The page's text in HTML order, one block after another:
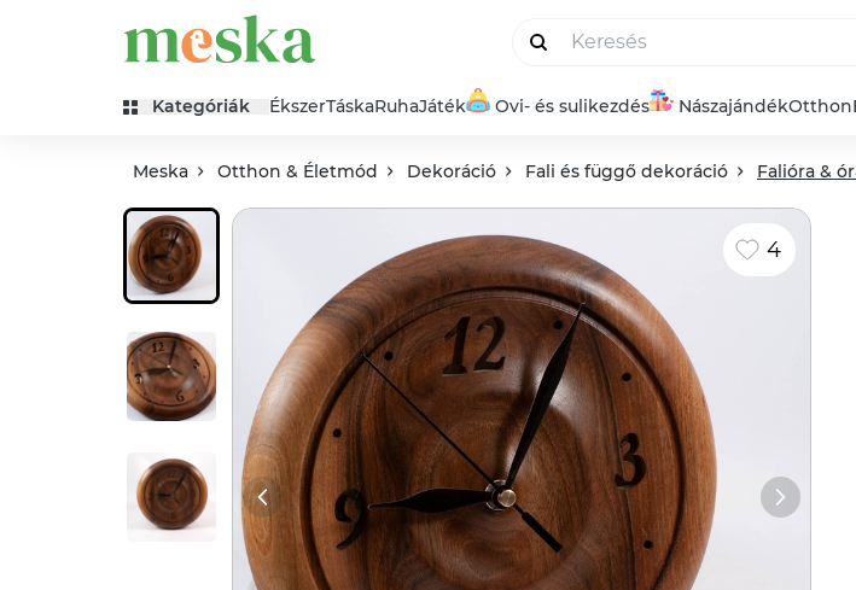
Kategóriák ÉkszerTáskaRuhaJáték Ovi- és sulikezdés NászajándékOtthon
Meska Otthon & Életmód Dekoráció Fali és függő dekoráció Falióra &
4